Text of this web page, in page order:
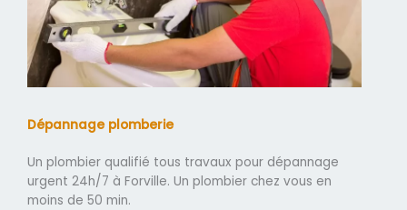
Dépannage plomberie
Un plombier qualifié tous travaux pour dépannage
urgent 24h/7 à Forville. Un plombier chez vous en
moins de 50 min.